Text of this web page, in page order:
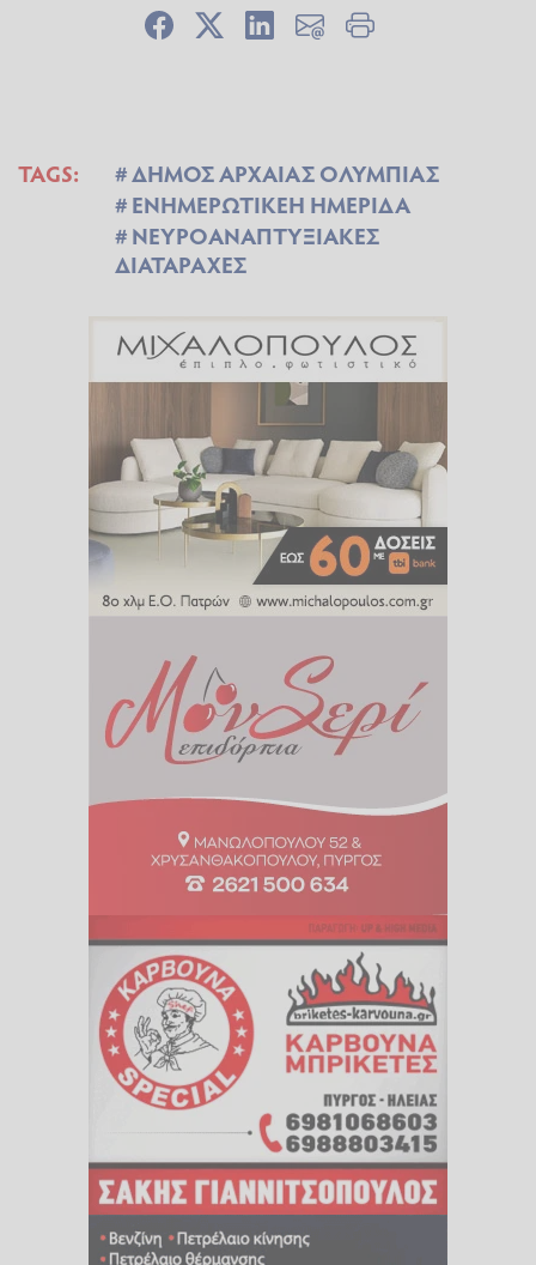
TAGS:
ΔΗΜΟΣ ΑΡΧΑΙΑΣ ΟΛΥΜΠΙΑΣ
ΕΝΗΜΕΡΩΤΙΚΕΗ ΗΜΕΡΙΔΑ
ΝΕΥΡΟΑΝΑΠΤΥΞΙΑΚΕΣ
ΔΙΑΤΑΡΑΧΕΣ